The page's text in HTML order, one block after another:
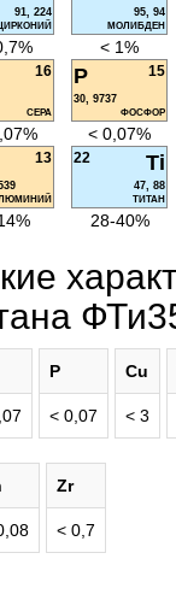
91, 224 95, 94
МОЛИБДЕН
< 1%
16
СЕРА
P 15
30, 9737
ФОСФОР
< 0,07%
13 Ti
22
47, 88
ТИТАН
28-40%
P
< 0,07
Cu
< 3
Zr
< 0,7